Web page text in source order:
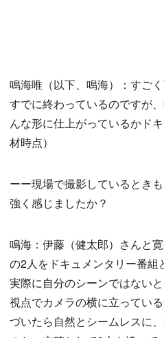
鳴海唯（以下、鳴海）：すご
すでに終わっているのですが
んな形に仕上がっているかド
材時点）
ーー現場で撮影しているとき
強く感じましたか？
鳴海：伊藤（健太郎）さんと
の2人をドキュメンタリー番組
実際に自分のシーンではない
視点でカメラの横に立ってい
づいたら自然とシームレスに